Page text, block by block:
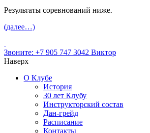
Результаты соревнований ниже.
(далее…)
Звоните: +7 905 747 3042 Виктор
Наверх
О Клубе
История
30 лет Клубу
Инструкторский состав
Дан-грейд
Расписание
Контакты